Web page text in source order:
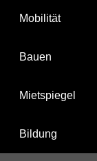
Mobilität
Bauen
Mietspiegel
Bildung